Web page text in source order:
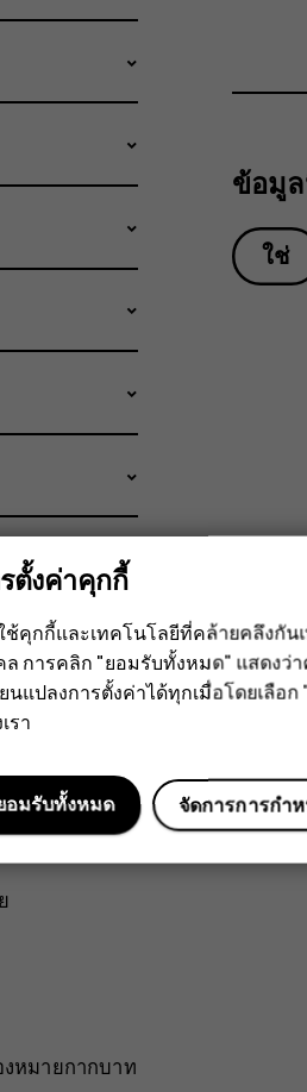
ข้อมู
ใช่
อมูล
อดภัย
หมายกากบาท
ตั้งค่าคุกกี้
ช้คุกกี้และเทคโนโลยีที่คล้ายคลึงกั
การคลิก "ยอมรับทั้งหมด" แสดง
นแปลงการตั้งค่าได้ทุกเมื่อโดยเลือ
รา
จัดการการกำ
อมรับทั้งหมด